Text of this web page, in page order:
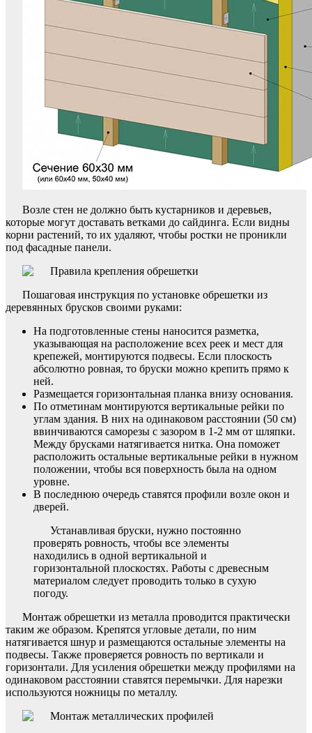
Возле стен не должно быть кустарников и деревьев,
которые могут доставать ветками до сайдинга. Если видны
корни растений, то их удаляют, чтобы ростки не проникли
под фасадные панели.
Пошаговая инструкция по установке обрешетки из
деревянных брусков своими руками:
На подготовленные стены наносится разметка,
указывающая на расположение всех реек и мест для
крепежей, монтируются подвесы. Если плоскость
абсолютно ровная, то бруски можно крепить прямо к
ней.
Размещается горизонтальная планка внизу основания.
По отметинам монтируются вертикальные рейки по
углам здания. В них на одинаковом расстоянии (50 см)
ввинчиваются саморезы с зазором в 1-2 мм от шляпки.
Между брусками натягивается нитка. Она поможет
расположить остальные вертикальные рейки в нужном
положении, чтобы вся поверхность была на одном
уровне.
В последнюю очередь ставятся профили возле окон и
дверей.
Устанавливая бруски, нужно постоянно
проверять ровность, чтобы все элементы
находились в одной вертикальной и
горизонтальной плоскостях. Работы с древесным
материалом следует проводить только в сухую
погоду.
Монтаж обрешетки из металла проводится практически
таким же образом. Крепятся угловые детали, по ним
натягивается шнур и размещаются остальные элементы на
подвесы. Также проверяется ровность по вертикали и
горизонтали. Для усиления обрешетки между профилями на
одинаковом расстоянии ставятся перемычки. Для нарезки
используются ножницы по металлу.